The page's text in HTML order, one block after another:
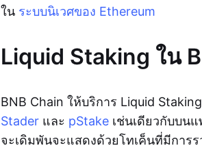
ใน ระบบนิเวศของ Ethereum
Liquid Staking ใน
BNB Chain ให้บริการ Liquid
Stader และ pStake เช่นเดียวกับบน
จะเดิมพันจะแสดงด้วยโทเค็นที่มีการ